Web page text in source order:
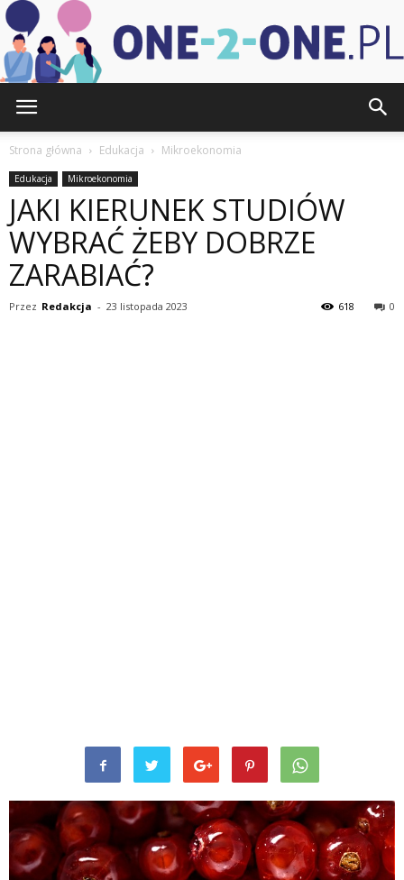
2-
Strona główna Edukacja Mikroekonomia
Edukacja Mikroekonomia
JAKI KIERUNEK STUDIÓW
WYBRAĆ ŻEBY DOBRZE
ZARABIAĆ?
Przez Redakcja - 23 listopada 2023 0
618